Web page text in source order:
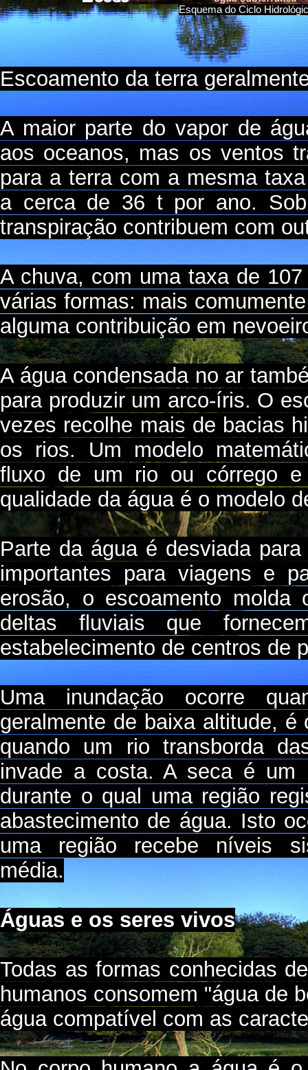
Esquema do Ciclo
Escoamento da terra
A maior parte do vapor de
aos oceanos, mas os ventos
para a terra com a mesma
a cerca de 36 t por ano.
transpiração contribuem com
A chuva, com uma taxa de
várias formas: mais
alguma contribuição em
A água condensada no ar
para produzir um arco-íris. O
vezes recolhe mais de bacias
os rios. Um modelo
fluxo de um rio ou córrego e
qualidade da água é o modelo
Parte da água é desviada
importantes para viagens e
erosão, o escoamento molda
deltas fluviais que
estabelecimento de centros de
Uma inundação ocorre
geralmente de baixa altitude,
quando um rio transborda
invade a costa. A seca é um
durante o qual uma região
abastecimento de água. Isto
uma região recebe níveis
média.
Águas e os seres vivos
Todas as formas conhecidas
humanos consomem "água de
água compatível com as